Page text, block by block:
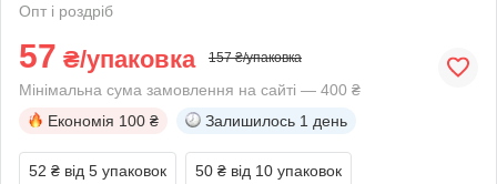
Опт і роздріб
57 ₴/упаковка 157 ₴/упаковка
Мінімальна сума замовлення на сайті — 400 ₴
Економія 100 ₴ Залишилось 1 день
52 ₴ від 5 упаковок 50 ₴ від 10 упаковок